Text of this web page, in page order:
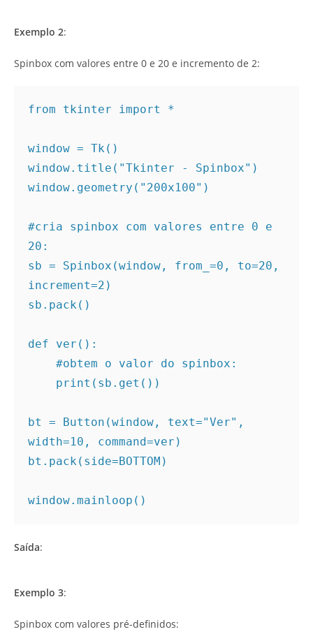
Exemplo 2:
Spinbox com valores entre 0 e 20 e incremento de 2:
from tkinter import *
window = Tk()
window.title("Tkinter - Spinbox")
window.geometry("200x100")
#cria spinbox com valores entre 0 e
20:
sb = Spinbox(window, from_=0, to=20,
increment=2)
sb.pack()
def ver():
#obtem o valor do spinbox:
bt = Button(window, text="Ver",
width=10, command=ver)
bt.pack(side=BOTTOM)
window.mainloop()
Saída:
Exemplo 3:
Spinbox com valores pré-definidos: